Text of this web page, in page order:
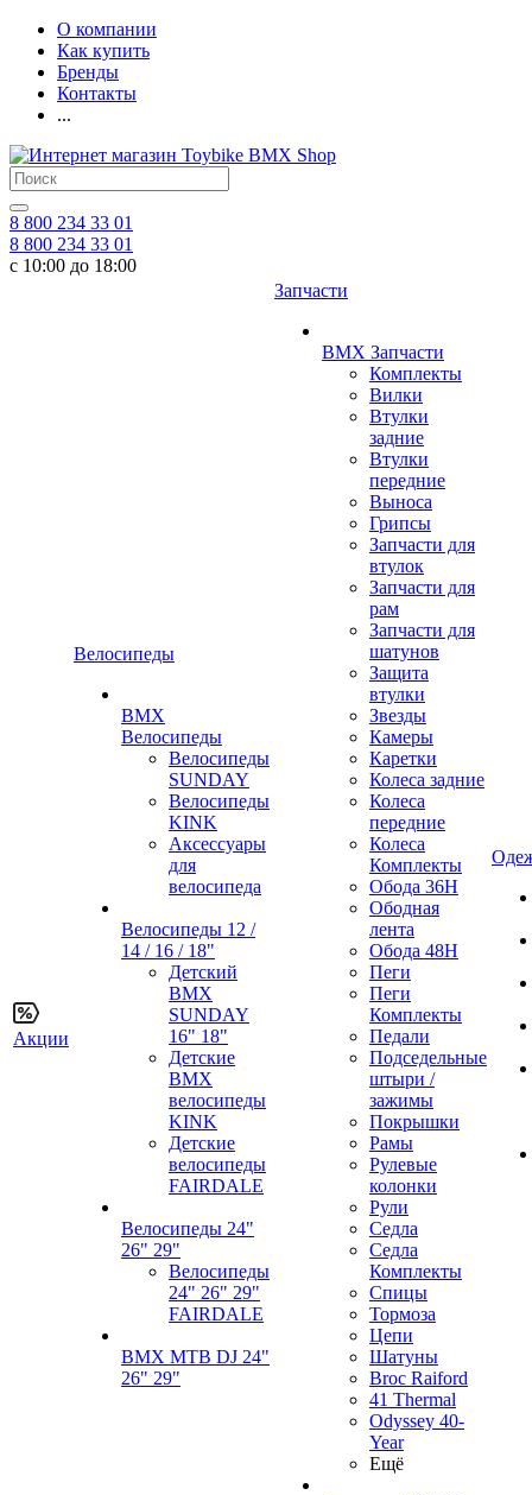
О компании
Как купить
Бренды
Контакты
...
8 800 234 33 01
8 800 234 33 01
с 10:00 до 18:00
Акции
Велосипеды
BMX
Велосипеды
Велосипеды
SUNDAY
Велосипеды
KINK
Аксессуары
для
велосипеда
Велосипеды 12 /
14 / 16 / 18"
Детский
BMX
SUNDAY
16" 18"
Детские
BMX
велосипеды
KINK
Детские
велосипеды
FAIRDALE
Велосипеды 24"
26" 29"
Велосипеды
24" 26" 29"
FAIRDALE
BMX MTB DJ 24"
26" 29"
Запчасти
BMX Запчасти
Комплекты
Вилки
Втулки
задние
Втулки
передние
Выноса
Грипсы
Запчасти для
втулок
Запчасти для
рам
Запчасти для
шатунов
Защита
втулки
Звезды
Камеры
Каретки
Колеса задние
Колеса
передние
Колеса
Комплекты
Обода 36H
Ободная
лента
Обода 48H
Пеги
Пеги
Комплекты
Педали
Подседельные
штыри /
зажимы
Покрышки
Рамы
Рулевые
колонки
Рули
Седла
Седла
Комплекты
Спицы
Тормоза
Цепи
Шатуны
Broc Raiford
41 Thermal
Odyssey 40-
Year
Ещё